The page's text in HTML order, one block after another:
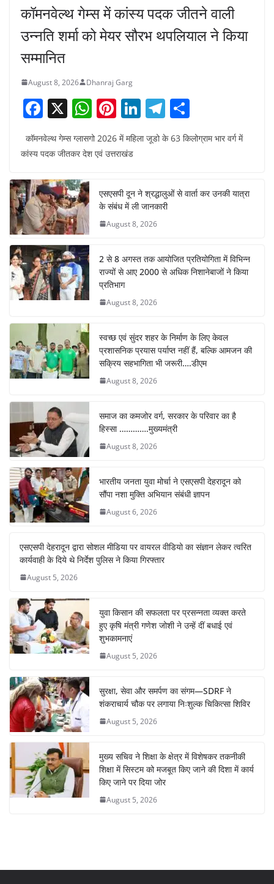
कॉमनवेल्थ गेम्स में कांस्य पदक जीतने वाली
उन्नति शर्मा को मेयर सौरभ थपलियाल ने किया
सम्मानित
August 8, 2026 Dhanraj Garg
F
a
c
b
o
o
k
X W
h
at
s
A
p
p
Pi
nt
er
st
Li
k
dI
n
T
e
a
m
h
ar
कॉमनवेल्थ गेम्स ग्लासगो 2026 में महिला जूडो के 63 किलोग्राम भार वर्ग में
कांस्य पदक जीतकर देश एवं उत्तराखंड
एसएसपी दून ने श्रद्धालुओं से वार्ता कर उनकी यात्रा
के संबंध में ली जानकारी
August 8, 2026
2 से 8 अगस्त तक आयोजित प्रतियोगिता में विभिन्न
राज्यों से आए 2000 से अधिक निशानेबाजों ने किया
प्रतिभाग
August 8, 2026
स्वच्छ एवं सुंदर शहर के निर्माण के लिए केवल
प्रशासनिक प्रयास पर्याप्त नहीं हैं, बल्कि आमजन की
सक्रिय सहभागिता भी जरूरी….डीएम
August 8, 2026
समाज का कमजोर वर्ग, सरकार के परिवार का है
हिस्सा ………….मुख्यमंत्री
August 8, 2026
भारतीय जनता युवा मोर्चा ने एसएसपी देहरादून को
सौंपा नशा मुक्ति अभियान संबंधी ज्ञापन
August 6, 2026
एसएसपी देहरादून द्वारा सोशल मीडिया पर वायरल वीडियो का संज्ञान लेकर त्वरित
कार्यवाही के दिये थे निर्देश पुलिस ने किया गिरफ्तार
August 5, 2026
युवा किसान की सफलता पर प्रसन्नता व्यक्त करते
हुए कृषि मंत्री गणेश जोशी ने उन्हें दीं बधाई एवं
शुभकामनाएं
August 5, 2026
सुरक्षा, सेवा और समर्पण का संगम—SDRF ने
शंकराचार्य चौक पर लगाया निःशुल्क चिकित्सा शिविर
August 5, 2026
मुख्य सचिव ने शिक्षा के क्षेत्र में विशेषकर तकनीकी
शिक्षा में सिस्टम को मजबूत किए जाने की दिशा में कार्य
किए जाने पर दिया जोर
August 5, 2026